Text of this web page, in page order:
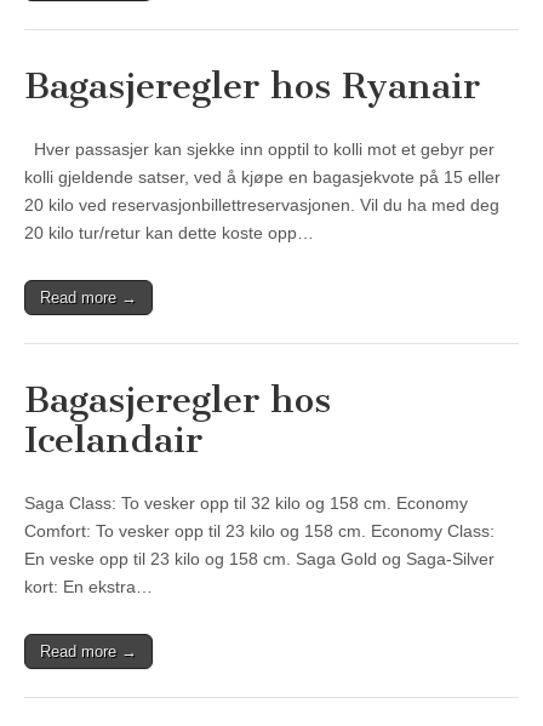
Bagasjeregler hos Ryanair
Hver passasjer kan sjekke inn opptil to kolli mot et gebyr per
kolli gjeldende satser, ved å kjøpe en bagasjekvote på 15 eller
20 kilo ved reservasjonbillettreservasjonen. Vil du ha med deg
20 kilo tur/retur kan dette koste opp…
Read more →
Bagasjeregler hos
Icelandair
Saga Class: To vesker opp til 32 kilo og 158 cm. Economy
Comfort: To vesker opp til 23 kilo og 158 cm. Economy Class:
En veske opp til 23 kilo og 158 cm. Saga Gold og Saga-Silver
kort: En ekstra…
Read more →